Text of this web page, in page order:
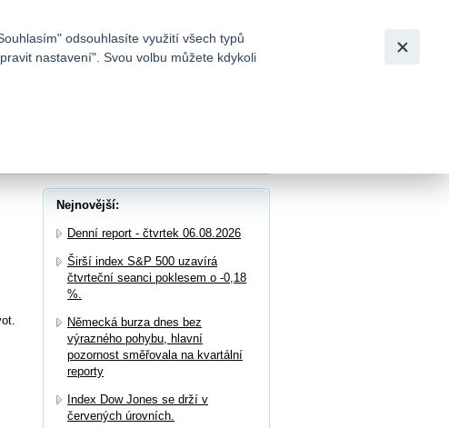
poplatků a
Nejnovější:
Denní report - čtvrtek 06.08.2026
Širší index S&P 500 uzavírá
čtvrteční seanci poklesem o -0,18
%.
Německá burza dnes bez
výrazného pohybu, hlavní
pozornost směřovala na kvartální
reporty
Index Dow Jones se drží v
červených úrovních.
odsouhlasíte využití všech typů
nastavení". Svou volbu můžete kdykoli